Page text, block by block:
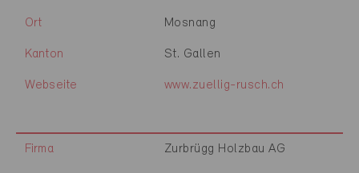
Ort Mosnang
Kanton St. Gallen
Webseite www.zuellig-rusch.ch
Firma Zurbrügg Holzbau AG